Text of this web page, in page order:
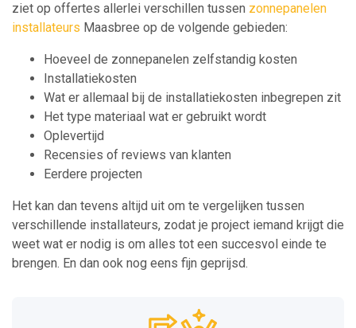
ziet op offertes allerlei verschillen tussen zonnepanelen
installateurs Maasbree op de volgende gebieden:
Hoeveel de zonnepanelen zelfstandig kosten
Installatiekosten
Wat er allemaal bij de installatiekosten inbegrepen zit
Het type materiaal wat er gebruikt wordt
Oplevertijd
Recensies of reviews van klanten
Eerdere projecten
Het kan dan tevens altijd uit om te vergelijken tussen
verschillende installateurs, zodat je project iemand krijgt die
weet wat er nodig is om alles tot een succesvol einde te
brengen. En dan ook nog eens fijn geprijsd.